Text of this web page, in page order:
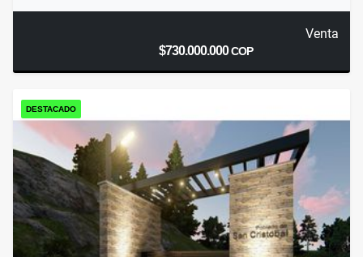
Venta
$730.000.000COP
DESTACADO